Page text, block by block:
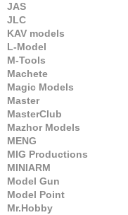
JAS
JLC
KAV models
L-Model
M-Tools
Machete
Magic Models
Master
MasterClub
Mazhor Models
MENG
MIG Productions
MINIARM
Model Gun
Model Point
Mr.Hobby